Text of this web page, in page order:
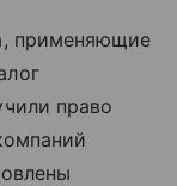
применяющие
право